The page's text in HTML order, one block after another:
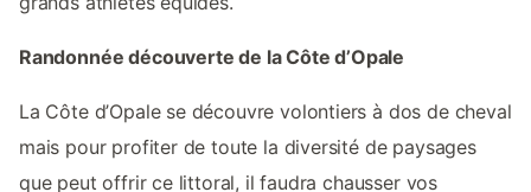
Randonnée découverte de la Côte d’Opale
La Côte d’Opale se découvre volontiers à dos de cheval
mais pour profiter de toute la diversité de paysages
que peut offrir ce littoral, il faudra chausser vos